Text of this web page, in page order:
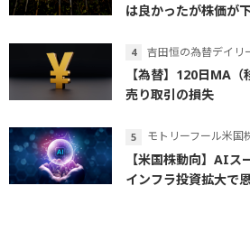
は良かったが株価が
吉田恒の為替デイリ
【為替】120日MA
売り取引の損失
モトリーフール米国
【米国株動向】AI
インフラ投資拡大で